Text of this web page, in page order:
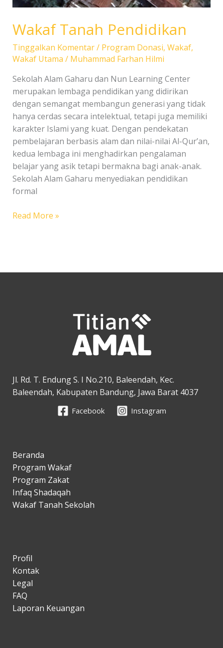
Wakaf Tanah Pendidikan
Tinggalkan Komentar/ Program Donasi, Wakaf,
Wakaf Utama / Muhammad Farhan Hilmi
Sekolah Alam Gaharu dan Nun Learning Center
merupakan lembaga pendidikan yang didirikan
dengan semangat membangun generasi yang tidak
hanya cerdas secara intelektual, tetapi juga memiliki
karakter Islami yang kuat. Dengan pendekatan
pembelajaran berbasis alam dan nilai-nilai Al-Qur’an,
kedua lembaga ini menghadirkan pengalaman
belajar yang asik tetapi bermakna bagi anak-anak.
Sekolah Alam Gaharu menyediakan pendidikan
formal
Wakaf
Read More »
Jl. Rd. T. Endung S. I No.210, Baleendah, Kec.
Baleendah, Kabupaten Bandung, Jawa Barat 4037
Facebook Instagram
Beranda
Program Wakaf
Program Zakat
Infaq Shadaqah
Wakaf Tanah Sekolah
Profil
Kontak
Legal
FAQ
Laporan Keuangan